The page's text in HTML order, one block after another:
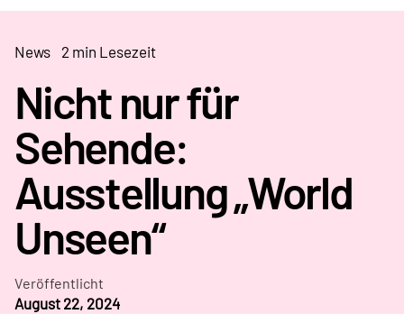
News 2 min Lesezeit
Nicht nur für
Sehende:
Ausstellung „World
Unseen“
Veröffentlicht
August 22, 2024